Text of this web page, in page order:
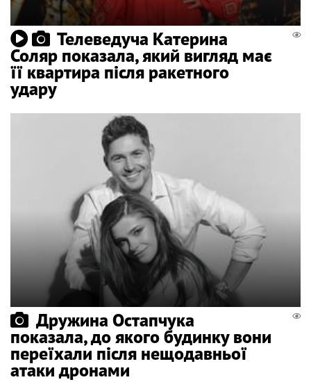
Телеведуча Катерина
Соляр показала, який вигляд має
її квартира після ракетного
удару
Дружина Остапчука
показала, до якого будинку вони
переїхали після нещодавньої
атаки дронами